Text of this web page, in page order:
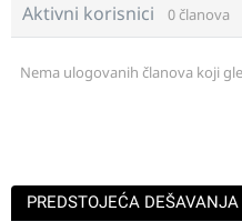
Aktivni korisnici 0 članova
Nema ulogovanih članova koji
PREDSTOJEĆA DEŠAVANJA